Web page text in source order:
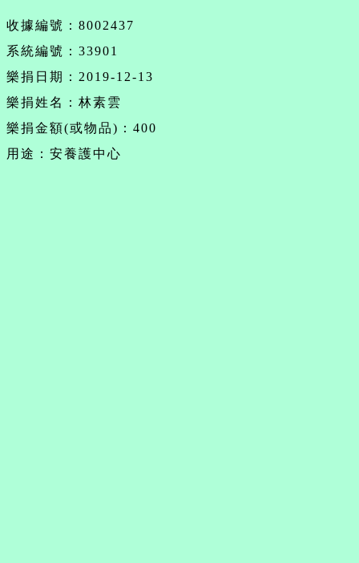
收據編號：8002437
系統編號：33901
樂捐日期：2019-12-13
樂捐姓名：林素雲
樂捐金額(或物品)：400
用途：安養護中心